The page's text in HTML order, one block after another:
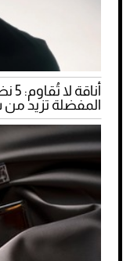
المفضلة تزيد